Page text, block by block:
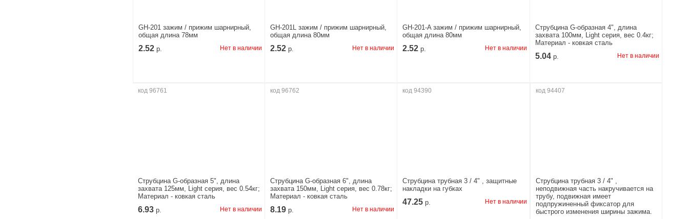
GH-201 зажим / прижим шарнирный,
общая длина 78мм
2.52р. Нет в наличии
GH-201L зажим / прижим шарнирный,
общая длина 80мм
2.52р. Нет в наличии
GH-201-A зажим / прижим шарнирный,
общая длина 80мм
2.52 р. Нет в наличии
Струбцина G-образная 4", длина
захвата 100мм, Light серия, вес 0.4кг;
Материал - ковкая сталь
5.04р. Нет в наличии
код 96761
Струбцина G-образная 5", длина
захвата 125мм, Light серия, вес 0.54кг;
Материал - ковкая сталь
6.93р. Нет в наличии
код 96762
Струбцина G-образная 6", длина
захвата 150мм, Light серия, вес 0.78кг;
Материал - ковкая сталь
8.19р. Нет в наличии
код 94390
Струбцина трубная 3 / 4" , защитные
накладки на губках
47.25 р. Нет в наличии
код 94407
Струбцина трубная 3 / 4" ,
неподвижная часть накручивается на
трубу, подвижная имеет
подпружиненный фиксатор для
быстрого изменения ширины зажима.